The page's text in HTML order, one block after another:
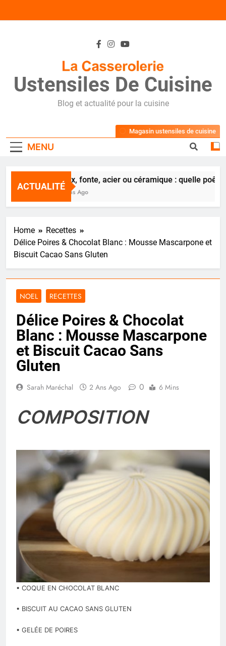
Ustensiles De Cuisine
Blog et actualité pour la cuisine
MENU
Magasin ustensiles de cuisine
ACTUALITÉ
Inox, fonte, acier ou céramique : quelle poêle
2 Ans Ago
Home
Recettes
Délice Poires & Chocolat Blanc : Mousse Mascarpone et
Biscuit Cacao Sans Gluten
NOEL RECETTES
Délice Poires & Chocolat
Blanc : Mousse Mascarpone
et Biscuit Cacao Sans
Gluten
Sarah Maréchal 2 Ans Ago 0 6 Mins
COMPOSITION
• COQUE EN CHOCOLAT BLANC
• BISCUIT AU CACAO SANS GLUTEN
• GELÉE DE POIRES